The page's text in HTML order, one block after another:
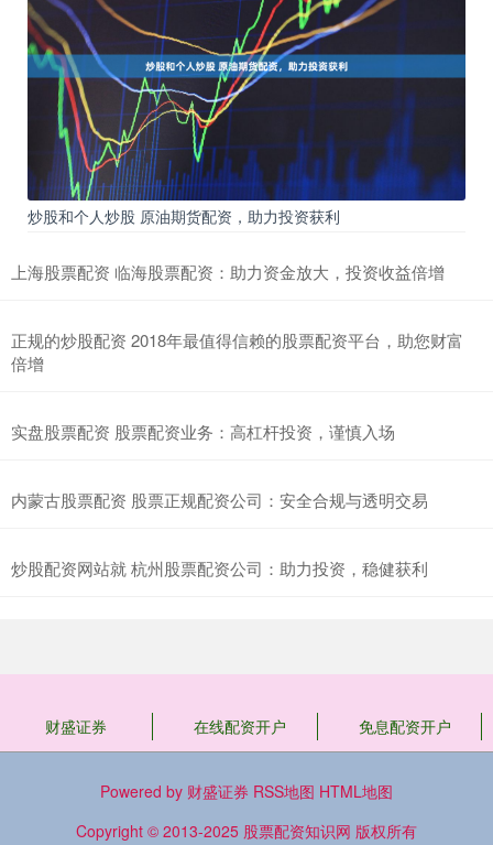
炒股和个人炒股 原油期货配资，助力投资获利
上海股票配资 临海股票配资：助力资金放大，投资收益倍增
正规的炒股配资 2018年最值得信赖的股票配资平台，助您财富
倍增
实盘股票配资 股票配资业务：高杠杆投资，谨慎入场
内蒙古股票配资 股票正规配资公司：安全合规与透明交易
炒股配资网站就 杭州股票配资公司：助力投资，稳健获利
财盛证券 在线配资开户 免息配资开户
Powered by 财盛证券 RSS地图 HTML地图
Copyright © 2013-2025 股票配资知识网 版权所有